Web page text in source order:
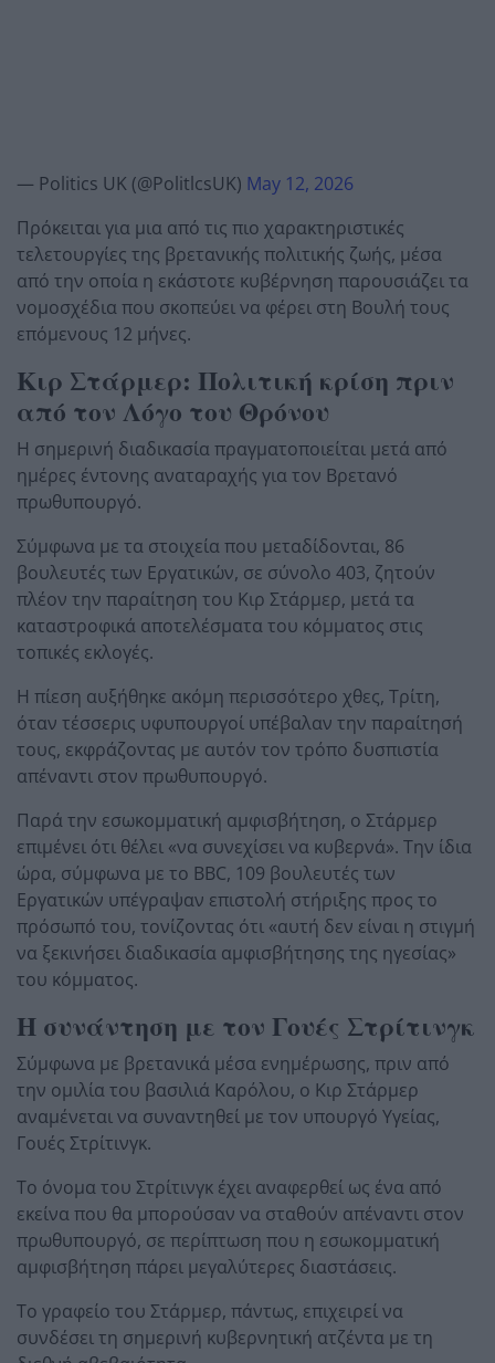
— Politics UK (@PolitlcsUK) May 12, 2026
Πρόκειται για μια από τις πιο χαρακτηριστικές
τελετουργίες της βρετανικής πολιτικής ζωής, μέσα
από την οποία η εκάστοτε κυβέρνηση παρουσιάζει τα
νομοσχέδια που σκοπεύει να φέρει στη Βουλή τους
επόμενους 12 μήνες.
Κιρ Στάρμερ: Πολιτική κρίση πριν
από τον Λόγο του Θρόνου
Η σημερινή διαδικασία πραγματοποιείται μετά από
ημέρες έντονης αναταραχής για τον Βρετανό
πρωθυπουργό.
Σύμφωνα με τα στοιχεία που μεταδίδονται, 86
βουλευτές των Εργατικών, σε σύνολο 403, ζητούν
πλέον την παραίτηση του Κιρ Στάρμερ, μετά τα
καταστροφικά αποτελέσματα του κόμματος στις
τοπικές εκλογές.
Η πίεση αυξήθηκε ακόμη περισσότερο χθες, Τρίτη,
όταν τέσσερις υφυπουργοί υπέβαλαν την παραίτησή
τους, εκφράζοντας με αυτόν τον τρόπο δυσπιστία
απέναντι στον πρωθυπουργό.
Παρά την εσωκομματική αμφισβήτηση, ο Στάρμερ
επιμένει ότι θέλει «να συνεχίσει να κυβερνά». Την ίδια
ώρα, σύμφωνα με το BBC, 109 βουλευτές των
Εργατικών υπέγραψαν επιστολή στήριξης προς το
πρόσωπό του, τονίζοντας ότι «αυτή δεν είναι η στιγμή
να ξεκινήσει διαδικασία αμφισβήτησης της ηγεσίας»
του κόμματος.
Η συνάντηση με τον Γουές Στρίτινγκ
Σύμφωνα με βρετανικά μέσα ενημέρωσης, πριν από
την ομιλία του βασιλιά Καρόλου, ο Κιρ Στάρμερ
αναμένεται να συναντηθεί με τον υπουργό Υγείας,
Γουές Στρίτινγκ.
Το όνομα του Στρίτινγκ έχει αναφερθεί ως ένα από
εκείνα που θα μπορούσαν να σταθούν απέναντι στον
πρωθυπουργό, σε περίπτωση που η εσωκομματική
αμφισβήτηση πάρει μεγαλύτερες διαστάσεις.
Το γραφείο του Στάρμερ, πάντως, επιχειρεί να
συνδέσει τη σημερινή κυβερνητική ατζέντα με τη